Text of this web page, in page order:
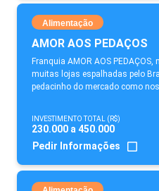
Alimentação
AMOR AOS PEDAÇOS
Franquia AMOR AOS
muitas lojas espalhadas pelo
pedacinho do mercado como
INVESTIMENTO TOTAL (R$)
230.000 a 450.000
Pedir Informações